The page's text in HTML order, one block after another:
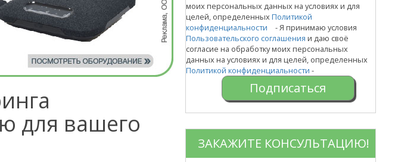
для вашего
моих персональных данных на условиях и для
целей, определенныхПолитикой
конфиденциальности
- Я принимаю условия
Пользовательского соглашения и даю своё
согласие на обработку моих персональных
данных на условиях и для целей, определенных
Политикой конфиденциальности -
ЗАКАЖИТЕ КОНСУЛЬТАЦИЮ!